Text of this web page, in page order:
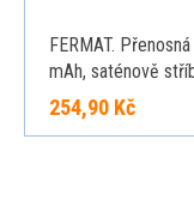
FERMAT.
mAh, saténově
254,90 Kč